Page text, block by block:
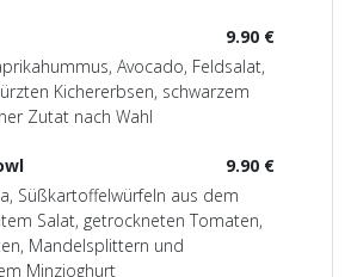
9.90 €
Avocado, Feldsalat,
Kichererbsen, schwarzem
Zutat nach Wahl
9.90 €
Süßkartoffelwürfeln aus dem
Salat, getrockneten Tomaten,
Mandelsplittern und
Minzjoghurt